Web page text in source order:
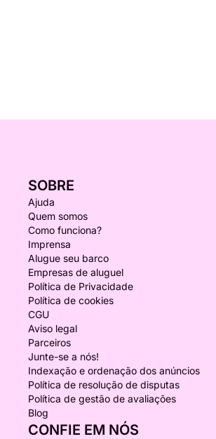
SOBRE
Ajuda
Quem somos
Como funciona?
Imprensa
Alugue seu barco
Empresas de aluguel
Política de Privacidade
Política de cookies
CGU
Aviso legal
Parceiros
Junte-se a nós!
Indexação e ordenação dos anúncios
Política de resolução de disputas
Política de gestão de avaliações
Blog
CONFIE EM NÓS